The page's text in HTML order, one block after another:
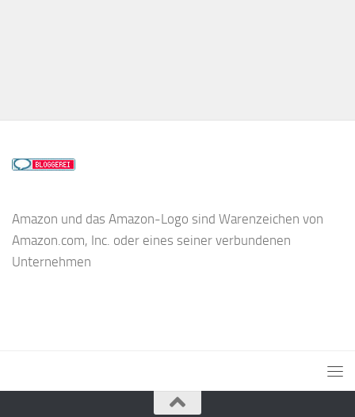
Amazon und das Amazon-Logo sind Warenzeichen von
Amazon.com, Inc. oder eines seiner verbundenen
Unternehmen